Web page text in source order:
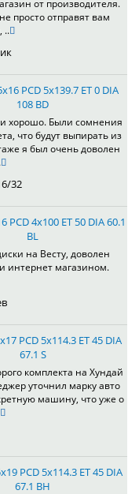
от производителя.
просто отправят вам
..
PCD 5x139.7 ET 0 DIA
108 BD
хорошо. Были сомнения
что будут выпирать из
я был очень доволен
32
PCD 4x100 ET 50 DIA 60.1
BL
на Весту, доволен
интернет магазином.
PCD 5x114.3 ET 45 DIA
67.1 S
комплекта на Хундай
уточнил марку авто
машину, что уже о
PCD 5x114.3 ET 45 DIA
67.1 BH